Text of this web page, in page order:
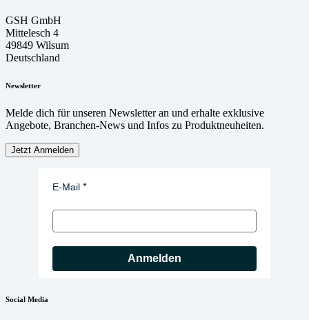
GSH GmbH
Mittelesch 4
49849 Wilsum
Deutschland
Newsletter
Melde dich für unseren Newsletter an und erhalte exklusive
Angebote, Branchen-News und Infos zu Produktneuheiten.
Jetzt Anmelden
E-Mail
Anmelden
Social Media